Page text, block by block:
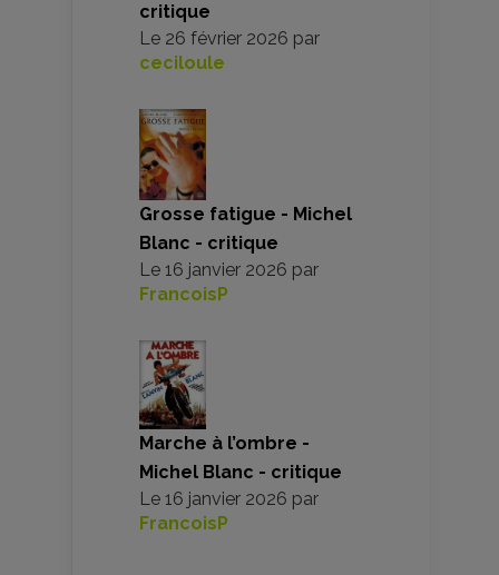
critique
Le 26 février 2026 par
ceciloule
Grosse fatigue - Michel
Blanc - critique
Le 16 janvier 2026 par
FrancoisP
Marche à l’ombre -
Michel Blanc - critique
Le 16 janvier 2026 par
FrancoisP